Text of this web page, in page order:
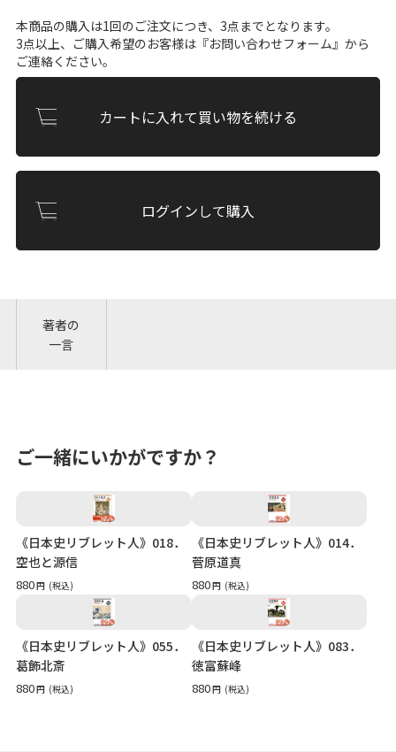
本商品の購入は1回のご注文につき、3点までとなります。
3点以上、ご購入希望のお客様は『お問い合わせフォーム 』から
ご連絡ください。
カートに入れて買い物を続ける
ログインして購入
著者の
一言
ご一緒にいかがですか？
《日本史リブレット人》018．
空也と源信
880円 (税込)
《日本史リブレット人》014．
菅原道真
880円 (税込)
《日本史リブレット人》055．
葛飾北斎
880円 (税込)
《日本史リブレット人》083．
徳富蘇峰
880円 (税込)